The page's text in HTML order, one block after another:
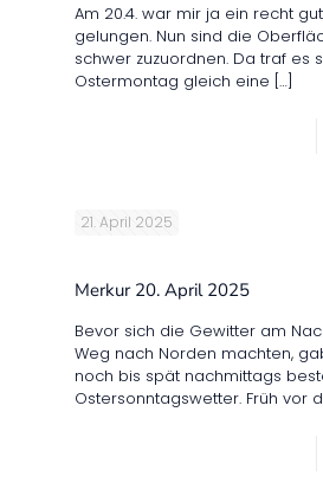
Am 20.4. war mir ja ein recht
gelungen. Nun sind die
schwer zuzuordnen. Da traf es
Ostermontag gleich eine […]
21. April 2025
Merkur 20. April 2025
Bevor sich die Gewitter am
Weg nach Norden machten,
noch bis spät nachmittags
Ostersonntagswetter. Früh vor